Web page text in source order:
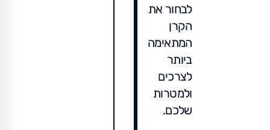
לבחור את
הקרן
המתאימה
ביותר
לצרכים
ולמטרות
שלכם.